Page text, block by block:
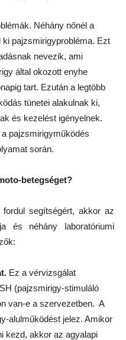
Néhány nőnél a
pajzsmirigyprobléma. Ezt
nevezik, ami
által okozott enyhe
tart. Ezután a legtöbb
tünetei alakulnak ki,
és kezelést igényelnek.
pajzsmirigyműködés
során.
betegséget?
segítségért, akkor az
és néhány laboratóriumi
Ez a vérvizsgálat
(pajzsmirigy-stimuláló
van-e a szervezetben. A
alulműködést jelez. Amikor
kezd, akkor az agyalapi